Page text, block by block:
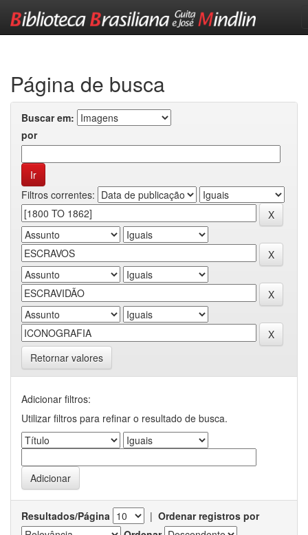
Página de busca
Buscar em:
por
Filtros correntes:
Retornar valores
Adicionar filtros:
Utilizar filtros para refinar o resultado de busca.
Resultados/Página | Ordenar registros por